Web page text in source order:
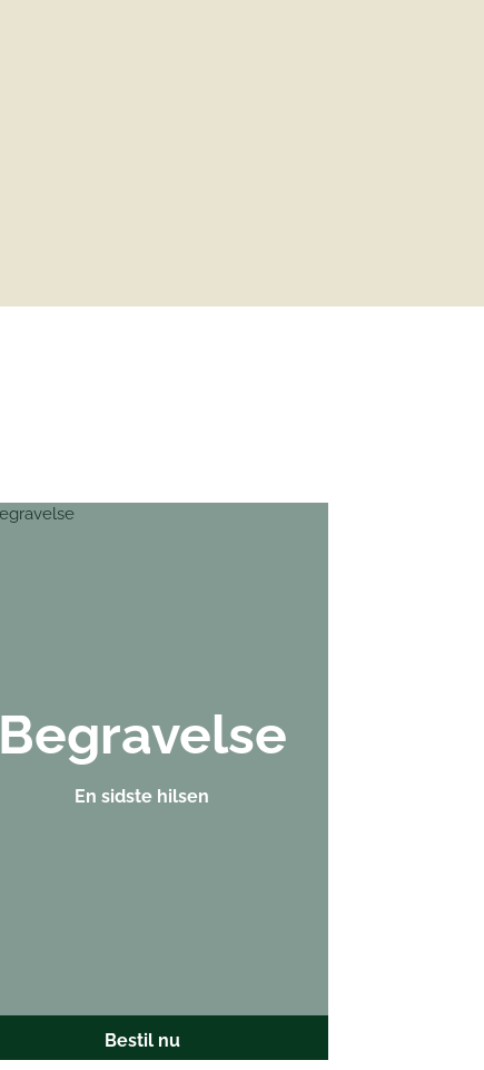
Begravelse
En sidste hilsen
Bestil nu